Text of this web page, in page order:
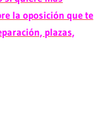
la oposición que te
plazas,